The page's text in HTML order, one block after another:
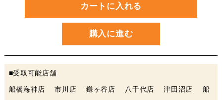
カートに入れる
購入に進む
■受取可能店舗
船橋海神店 市川店 鎌ヶ谷店 八千代店 津田沼店 船